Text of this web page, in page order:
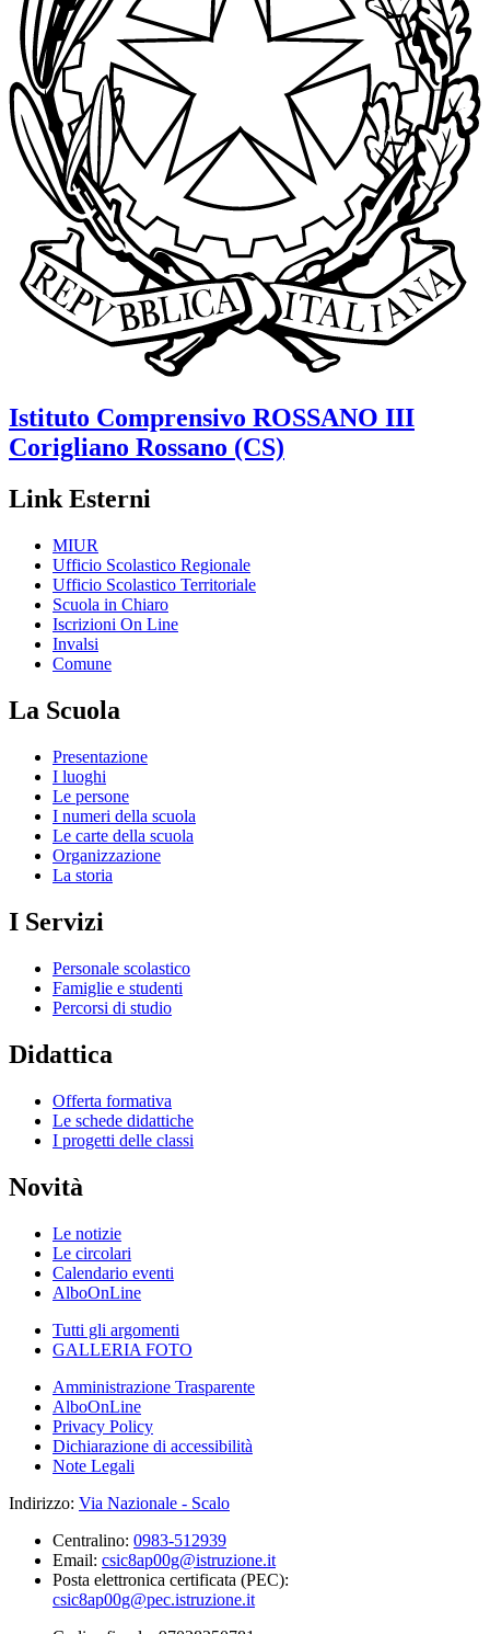
Istituto Comprensivo ROSSANO III
Corigliano Rossano (CS)
Link Esterni
MIUR
Ufficio Scolastico Regionale
Ufficio Scolastico Territoriale
Scuola in Chiaro
Iscrizioni On Line
Invalsi
Comune
La Scuola
Presentazione
I luoghi
Le persone
I numeri della scuola
Le carte della scuola
Organizzazione
La storia
I Servizi
Personale scolastico
Famiglie e studenti
Percorsi di studio
Didattica
Offerta formativa
Le schede didattiche
I progetti delle classi
Novità
Le notizie
Le circolari
Calendario eventi
AlboOnLine
Tutti gli argomenti
GALLERIA FOTO
Amministrazione Trasparente
AlboOnLine
Privacy Policy
Dichiarazione di accessibilità
Note Legali
Indirizzo: Via Nazionale - Scalo
Centralino: 0983-512939
Email: csic8ap00g@istruzione.it
Posta elettronica certificata (PEC):
csic8ap00g@pec.istruzione.it